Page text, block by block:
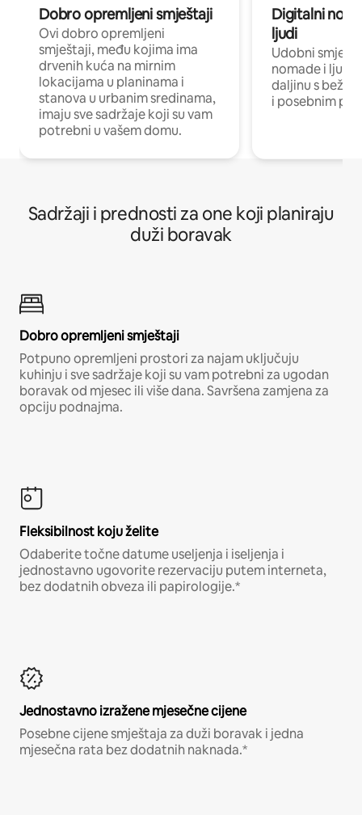
Dobro opremljeni smještaji
Ovi dobro opremljeni
smještaji, među kojima ima
drvenih kuća na mirnim
lokacijama u planinama i
stanova u urbanim sredinama,
imaju sve sadržaje koji su vam
potrebni u vašem domu.
Digitalni
ljudi
Udobni
nomade i ljude
daljinu s
i posebnim
Sadržaji i prednosti za one koji planiraju
duži boravak
Dobro opremljeni smještaji
Potpuno opremljeni prostori za najam uključuju
kuhinju i sve sadržaje koji su vam potrebni za ugodan
boravak od mjesec ili više dana. Savršena zamjena za
opciju podnajma.
Fleksibilnost koju želite
Odaberite točne datume useljenja i iseljenja i
jednostavno ugovorite rezervaciju putem interneta,
bez dodatnih obveza ili papirologije.*
Jednostavno izražene mjesečne cijene
Posebne cijene smještaja za duži boravak i jedna
mjesečna rata bez dodatnih naknada.*